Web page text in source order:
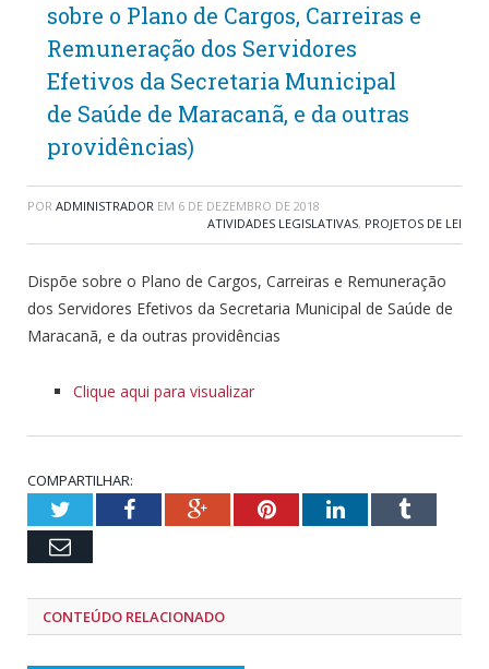
sobre o Plano de Cargos, Carreiras e
Remuneração dos Servidores
Efetivos da Secretaria Municipal
de Saúde de Maracanã, e da outras
providências)
POR ADMINISTRADOR EM 6 DE DEZEMBRO DE 2018
ATIVIDADES LEGISLATIVAS, PROJETOS DE LEI
Dispõe sobre o Plano de Cargos, Carreiras e Remuneração
dos Servidores Efetivos da Secretaria Municipal de Saúde de
Maracanã, e da outras providências
Clique aqui para visualizar
COMPARTILHAR:
TwitterFacebookGoogle+PinterestLinkedInTumblr
Email
CONTEÚDO RELACIONADO